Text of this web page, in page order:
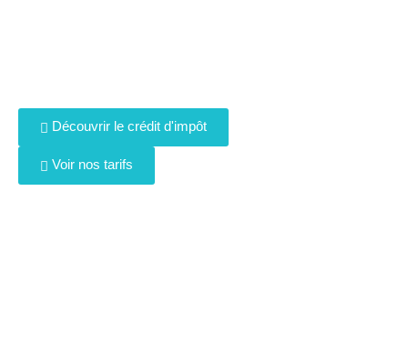
Découvrir le crédit d'impôt
Voir nos tarifs